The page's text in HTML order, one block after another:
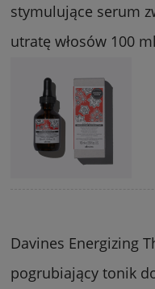
stymulujące serum
utratę włosów 100 ml
Davines Energizing
pogrubiający tonik